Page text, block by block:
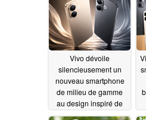
Vivo dévoile
silencieusement un
nouveau smartphone
de milieu de gamme
au design inspiré de
l'iPhone 1706/06/2026